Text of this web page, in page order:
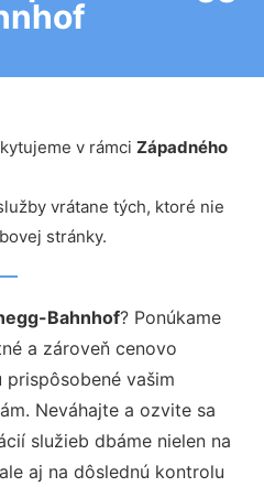
v rámci Západného
vrátane tých, ktoré nie
stránky.
Bahnhof? Ponúkame
a zároveň cenovo
vašim
Neváhajte a ozvite sa
služieb dbáme nielen na
aj na dôslednú kontrolu